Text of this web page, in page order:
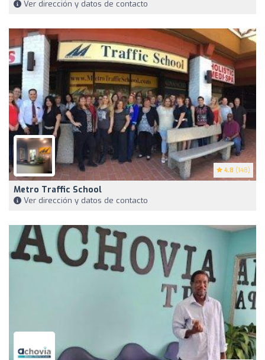
Ver dirección y datos de contacto
4.8 (148)
Metro Traffic School
Ver dirección y datos de contacto